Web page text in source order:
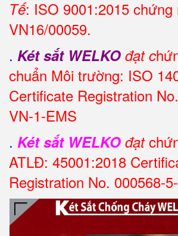
Tế: ISO 9001:2015 chứng
VN16/00059.
. Két sắt WELKO đạt c
chuẩn Môi trường: ISO
Certificate Registration
VN-1-EMS
. Két sắt WELKO đạt
ATLĐ: 45001:2018
Registration No. 000568-